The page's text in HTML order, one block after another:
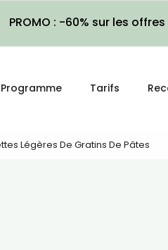
PROMO : -60% sur les
Programme Tarifs
Légères De Gratins De Pâtes